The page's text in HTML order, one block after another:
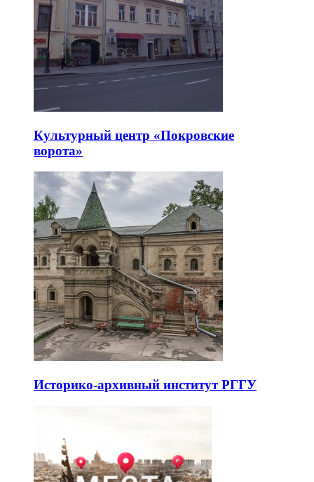
Культурный центр «Покровские
ворота»
Историко-архивный институт РГГУ